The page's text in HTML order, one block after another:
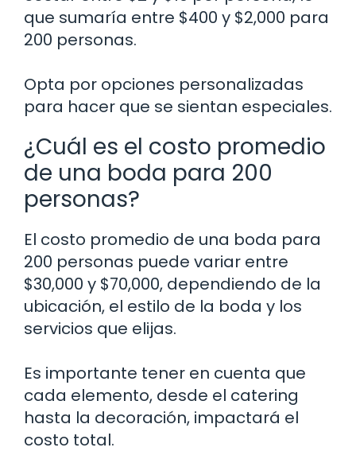
que sumaría entre $400 y $2,000 para
200 personas.
Opta por opciones personalizadas
para hacer que se sientan especiales.
¿Cuál es el costo promedio
de una boda para 200
personas?
El costo promedio de una boda para
200 personas puede variar entre
$30,000 y $70,000, dependiendo de la
ubicación, el estilo de la boda y los
servicios que elijas.
Es importante tener en cuenta que
cada elemento, desde el catering
hasta la decoración, impactará el
costo total.